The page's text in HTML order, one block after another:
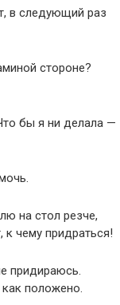
в следующий раз
стороне?
бы я ни делала —
на стол резче,
чему придраться!
придираюсь.
положено.